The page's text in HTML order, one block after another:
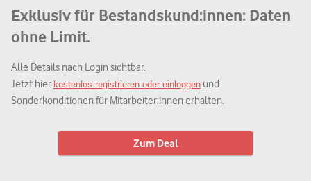
Exklusiv für Bestandskund:innen: Daten
ohne Limit.
Alle Details nach Login sichtbar.
Jetzt hier kostenlos registrieren oder einloggen und
Sonderkonditionen für Mitarbeiter:innen erhalten.
Zum Deal